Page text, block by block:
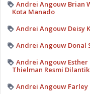
Andrei Angouw Brian
Kota Manado
Andrei Angouw Deisy
Andrei Angouw Donal
Andrei Angouw
Thielman Resmi
Andrei Angouw